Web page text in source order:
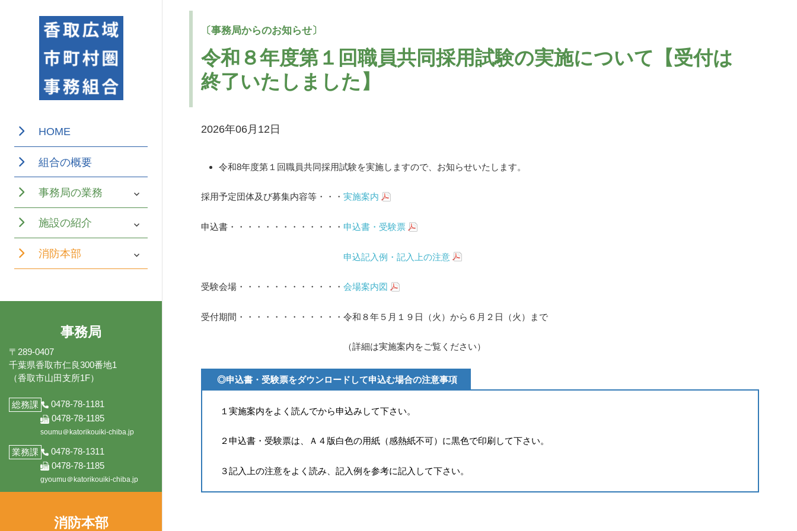
香取広域
市町村圏
事務組合
村圏事務組合
は、千葉県香
取市、神崎
町、多古町及
び東庄町の1市
3町が設立して
いる一部事務
HOME
組合の概要
事務局の業務
サ
ブ
メ
ニ
を
展
施設の紹介
サ
ブ
ニ
消防本部
サ
ブ
メ
展
開
事務局
〒289-0407
千葉県香取市仁良300番地1
（香取市山田支所1F）
総務課
0478-78-1181
0478-78-1185
soumu＠katorikouiki-chiba.jp
業務課
0478-78-1311
0478-78-1185
gyoumu＠katorikouiki-chiba.jp
消防本部
令和８年度第１回職員共同採用試験の実施について【受付は
終了いたしました】
2026年06月12日
令和8年度第１回職員共同採用試験を実施しますので、お知らせいたします。
採用予定団体及び募集内容等・・・ 実施案内
申込書・・・・・・・・・・・・・ 申込書・受験票
申込記入例・記入上の注意
受験会場・・・・・・・・・・・・ 会場案内図
受付期間・・・・・・・・・・・・令和８年５月１９日（火）から６月２日（火）まで
（詳細は実施案内をご覧ください）
◎申込書・受験票をダウンロードして申込む場合の注意事項
１実施案内をよく読んでから申込みして下さい。
２申込書・受験票は、Ａ４版白色の用紙（感熱紙不可）に黒色で印刷して下さい。
３記入上の注意をよく読み、記入例を参考に記入して下さい。